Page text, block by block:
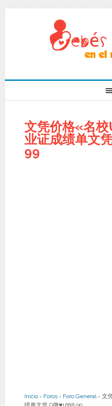
文凭价格«名
业证成绩单文
99
Inicio › Foros › Foro General › 文